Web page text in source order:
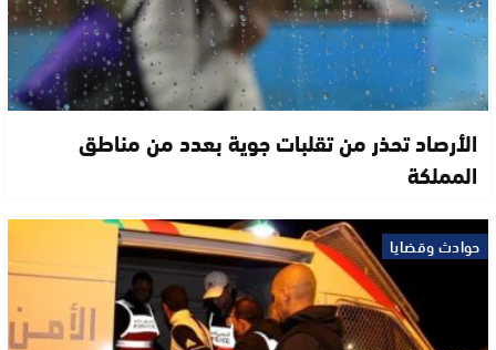
الأرصاد تحذر من تقلبات جوية بعدد من مناطق
المملكة
حوادث وقضايا